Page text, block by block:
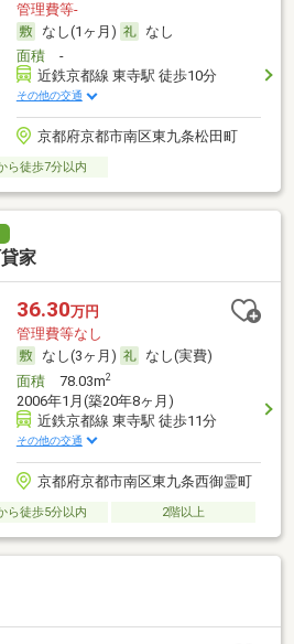
管理費等-
なし(1ヶ月)
なし
面積-
近鉄京都線 東寺駅 徒歩10分
その他の交通
京都府京都市南区東九条松田町
ら徒歩7分以内
家
36.30万円
管理費等なし
なし(3ヶ月)
なし(実費)
面積78.03m2
2006年1月(築20年8ヶ月)
近鉄京都線 東寺駅 徒歩11分
その他の交通
京都府京都市南区東九条西御霊町
ら徒歩5分以内 2階以上